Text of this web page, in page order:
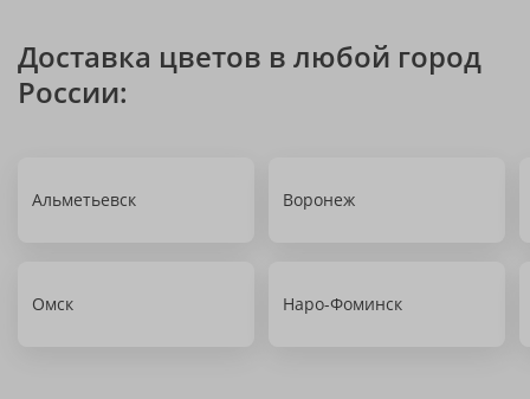
Доставка цветов в любой город
России:
Альметьевск Воронеж
Омск Наро-Фоминск